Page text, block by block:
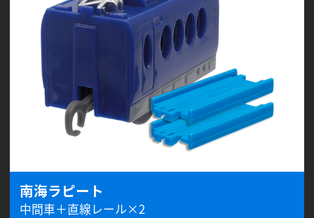
南海ラピート
中間車＋直線レール×2